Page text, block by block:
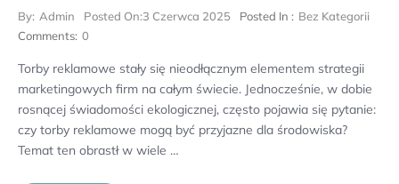
By: Admin Posted On:3 Czerwca 2025 Posted In : Bez Kategorii
Comments: 0
Torby reklamowe stały się nieodłącznym elementem strategii
marketingowych firm na całym świecie. Jednocześnie, w dobie
rosnącej świadomości ekologicznej, często pojawia się pytanie:
czy torby reklamowe mogą być przyjazne dla środowiska?
Temat ten obrastł w wiele …